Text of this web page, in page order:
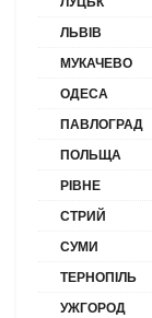
ЛЬВІВ
МУКАЧЕВО
ОДЕСА
ПАВЛОГРАД
ПОЛЬЩА
РІВНЕ
СТРИЙ
СУМИ
ТЕРНОПІЛЬ
УЖГОРОД